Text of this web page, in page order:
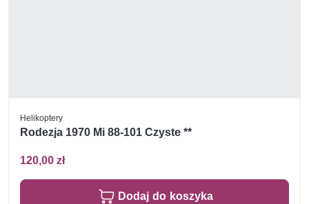
Helikoptery
Rodezja 1970 Mi 88-101 Czyste **
120,00 zł
Dodaj do koszyka